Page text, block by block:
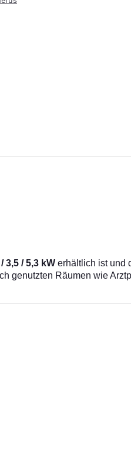
3,5 / 5,3 kW erhältlich ist und
genutzten Räumen wie